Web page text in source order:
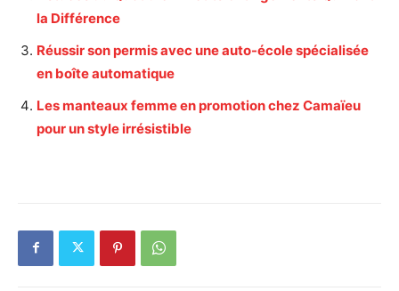
la Différence
Réussir son permis avec une auto-école spécialisée
en boîte automatique
Les manteaux femme en promotion chez Camaïeu
pour un style irrésistible